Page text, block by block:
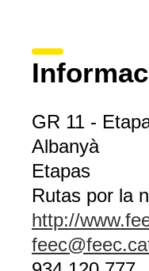
GR 11 -
Albanyà
Etapas
Rutas por la
http://